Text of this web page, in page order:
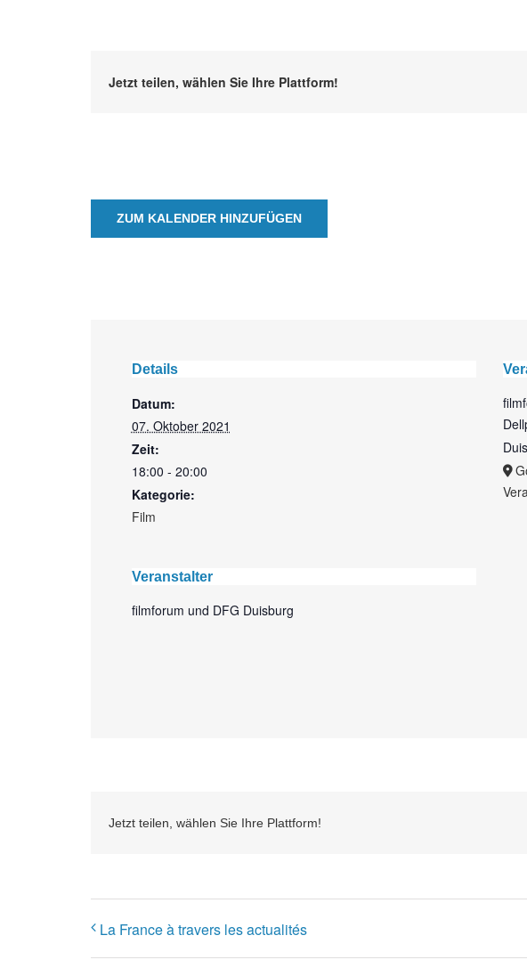
Jetzt teilen, wählen Sie Ihre Plattform!
ZUM KALENDER HINZUFÜGEN
Details
Datum:
07. Oktober 2021
Zeit:
18:00 - 20:00
Kategorie:
Film
Veranstalter
filmforum und DFG Duisburg
Jetzt teilen, wählen Sie Ihre Plattform!
La France à travers les actualités